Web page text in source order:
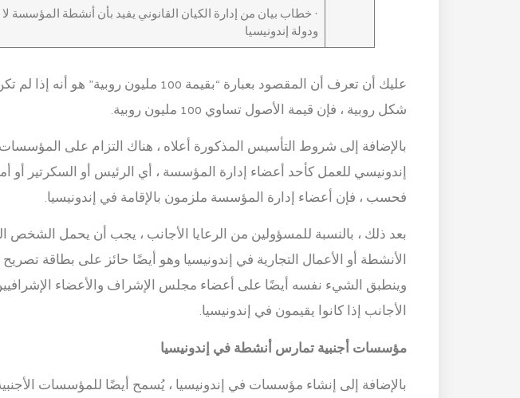
· خطاب بيان من إدارة الكيان القانوني يفيد بأن أنشطة المؤسسة
ودولة إندونيسيا
عليك أن تعرف أن المقصود بعبارة “بقيمة 100 مليون
شكل روبية ، فإن قيمة الأصول تساوي 100 مليون روبية.
بالإضافة إلى شروط التأسيس المذكورة أعلاه ، هناك التزام على
إندونيسي للعمل كأحد أعضاء إدارة المؤسسة ، أي الرئيس أو السكرتير
فحسب ، فإن أعضاء إدارة المؤسسة ملزمون بالإقامة في إندونيسيا.
بعد ذلك ، بالنسبة للمسؤولين من الرعايا الأجانب ، يجب أن يحمل الشخص
وينطبق الشيء نفسه أيضًا على أعضاء مجلس الإشراف والأعضاء
الأجانب إذا كانوا يقيمون في إندونيسيا.
مؤسسات أجنبية تمارس أنشطة في إندونيسيا
بالإضافة إلى إنشاء مؤسسات في إندونيسيا ، يُسمح أيضًا للمؤسسات